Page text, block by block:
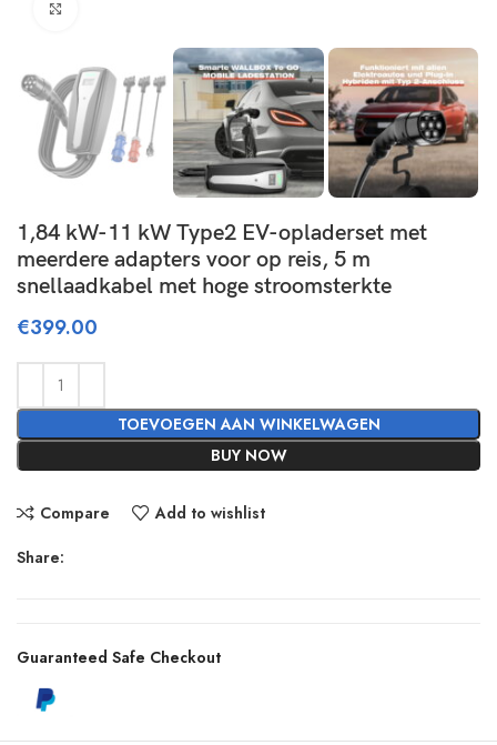
1,84 kW-11 kW Type2 EV-opladerset met
meerdere adapters voor op reis, 5 m
snellaadkabel met hoge stroomsterkte
€399.00
TOEVOEGEN AAN WINKELWAGEN
BUY NOW
Compare Add to wishlist
Share:
Guaranteed Safe Checkout